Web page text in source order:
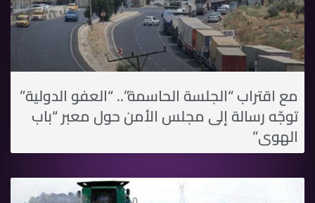
مع اقتراب “الجلسة الحاسمة”.. “العفو الدولية”
توجّه رسالة إلى مجلس اﻷمن حول معبر “باب
الهوى”